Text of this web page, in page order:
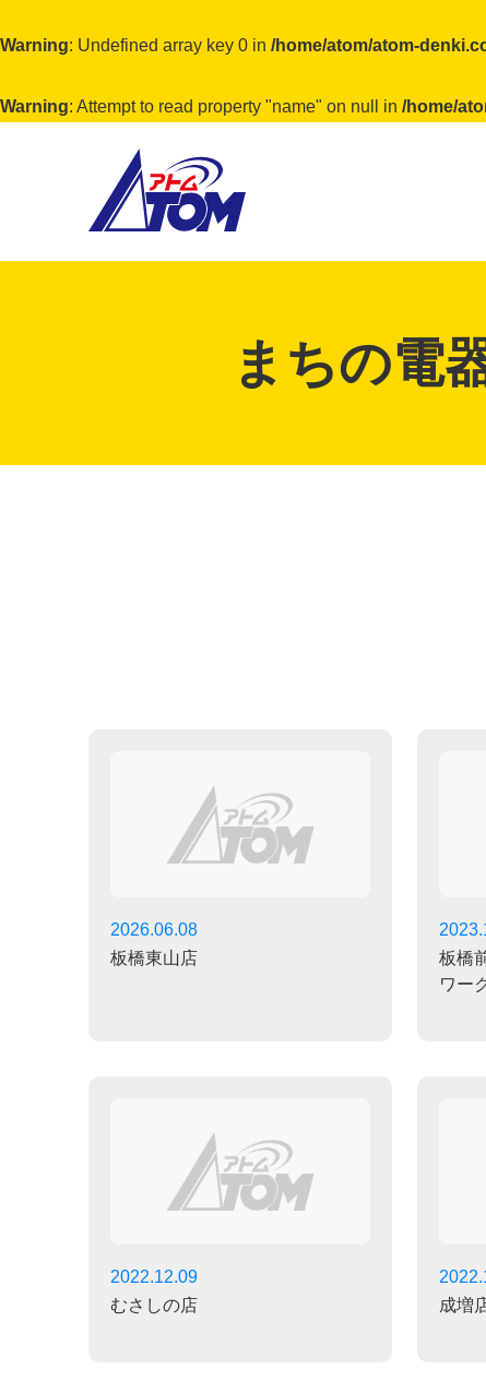
Warning: Undefined array key 0 in /home/atom/atom-
Warning: Attempt to read property "name" on null in /home/
まちの電
2026.06.08
板橋東山店
板橋
ワー
2022.12.09
むさしの店
成増